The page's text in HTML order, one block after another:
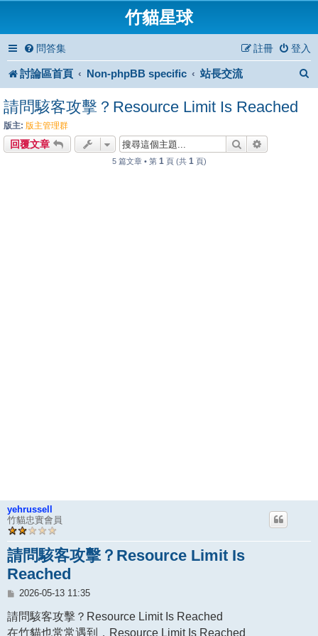
竹貓星球
問答集 登入
註冊
討論區首頁 Non-phpBB specific 站長交流
請問駭客攻擊？Resource Limit Is Reached
版主: 版主管理群
回覆文章 搜尋
5 篇文章 • 第 1 頁 (共 1 頁)
yehrussell
竹貓忠實會員
請問駭客攻擊？Resource Limit Is
Reached
文
2026-05-13 11:35
請問駭客攻擊？Resource Limit Is Reached
在竹貓也常常遇到，Resource Limit Is Reached